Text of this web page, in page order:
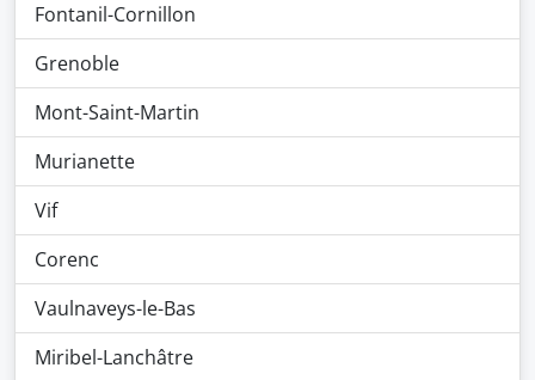
Fontanil-Cornillon
Grenoble
Mont-Saint-Martin
Murianette
Vif
Corenc
Vaulnaveys-le-Bas
Miribel-Lanchâtre